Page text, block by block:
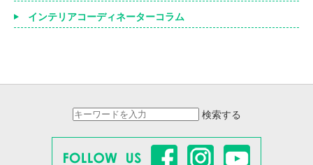
インテリアコーディネーターコラム
検索する